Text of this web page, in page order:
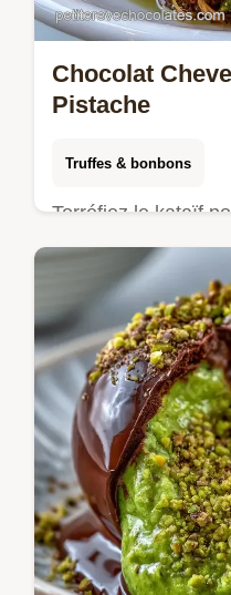
Chocolat
Pistache
Truffes & bonbons
Torréfiez le kataïf
Chocolat cheveux
réalisation
résultat en 2h